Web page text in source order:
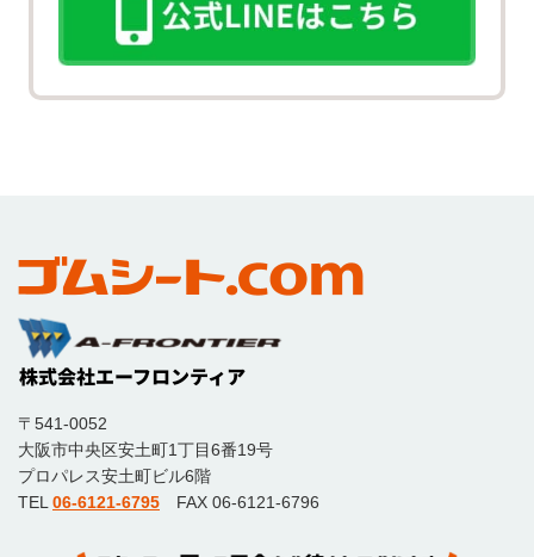
〒541-0052
大阪市中央区安土町1丁目6番19号
プロパレス安土町ビル6階
TEL06-6121-6795 FAX 06-6121-6796